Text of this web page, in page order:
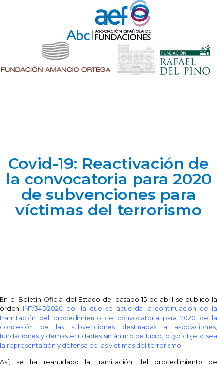
Covid-19: Reactivación de
la convocatoria para 2020
de subvenciones para
víctimas del terrorismo
En el Boletín Oficial del Estado del pasado 15 de abril se publicó la
orden INT/345/2020 por la que se acuerda la continuación de la
tramitación del procedimiento de convocatoria para 2020 de la
concesión de las subvenciones destinadas a asociaciones,
fundaciones y demás entidades sin ánimo de lucro, cuyo objeto sea
la representación y defensa de las víctimas del terrorismo
Así, se ha reanudado la tramitación del procedimiento de